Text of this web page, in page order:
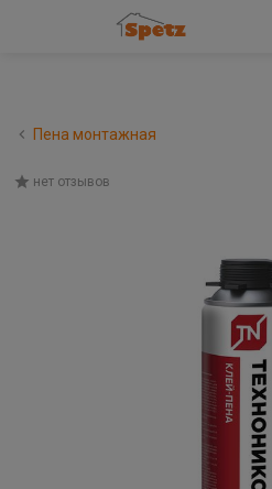
Пена монтажная
нет отзывов